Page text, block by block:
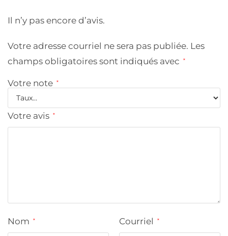
Il n’y pas encore d’avis.
Votre adresse courriel ne sera pas publiée. Les
champs obligatoires sont indiqués avec
*
Votre note *
Votre avis *
Nom * Courriel *